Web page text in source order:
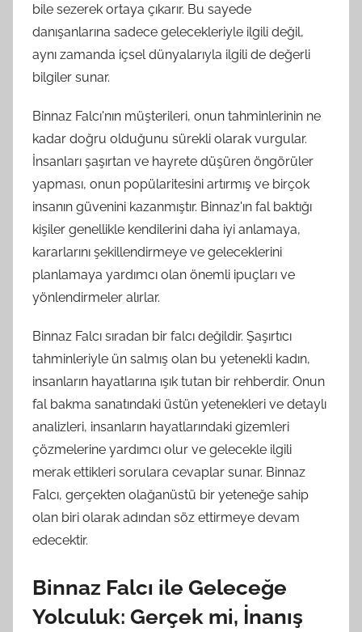
bile sezerek ortaya çıkarır. Bu sayede
danışanlarına sadece gelecekleriyle ilgili değil,
aynı zamanda içsel dünyalarıyla ilgili de değerli
bilgiler sunar.
Binnaz Falcı'nın müşterileri, onun tahminlerinin ne
kadar doğru olduğunu sürekli olarak vurgular.
İnsanları şaşırtan ve hayrete düşüren öngörüler
yapması, onun popülaritesini artırmış ve birçok
insanın güvenini kazanmıştır. Binnaz'ın fal baktığı
kişiler genellikle kendilerini daha iyi anlamaya,
kararlarını şekillendirmeye ve geleceklerini
planlamaya yardımcı olan önemli ipuçları ve
yönlendirmeler alırlar.
Binnaz Falcı sıradan bir falcı değildir. Şaşırtıcı
tahminleriyle ün salmış olan bu yetenekli kadın,
insanların hayatlarına ışık tutan bir rehberdir. Onun
fal bakma sanatındaki üstün yetenekleri ve detaylı
analizleri, insanların hayatlarındaki gizemleri
çözmelerine yardımcı olur ve gelecekle ilgili
merak ettikleri sorulara cevaplar sunar. Binnaz
Falcı, gerçekten olağanüstü bir yeteneğe sahip
olan biri olarak adından söz ettirmeye devam
edecektir.
Binnaz Falcı ile Geleceğe
Yolculuk: Gerçek mi, İnanış